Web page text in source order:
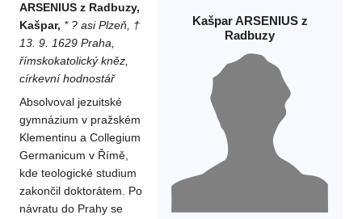
Kašpar ARSENIUS z
Radbuzy
ARSENIUS z Radbuzy,
Kašpar, * ? asi Plzeň, †
13. 9. 1629 Praha,
římskokatolický kněz,
církevní hodnostář
Absolvoval jezuitské
gymnázium v pražském
Klementinu a Collegium
Germanicum v Římě,
kde teologické studium
zakončil doktorátem. Po
návratu do Prahy se